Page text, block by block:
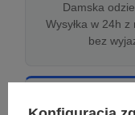
Damska
Wysyłka w 24h
bez